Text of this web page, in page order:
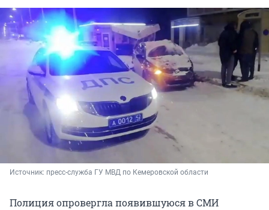
Источник: пресс-служба ГУ МВД по Кемеровской области
Полиция опровергла появившуюся в СМИ